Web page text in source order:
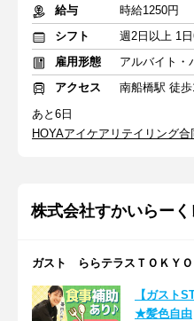
給与
時給1250円
シフト
週2日以上 1
雇用形態
アルバイト・
アクセス
南船橋駅 徒
あと6日
HOYAアイケアリテイリング
株式会社すかいらー
ガスト ららテラスＴＯＫＹＯ
【ガスト
★髪色自由